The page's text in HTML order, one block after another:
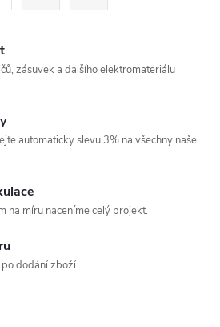
zásuvek a dalšího elektromateriálu
automaticky slevu 3% na všechny naše
na míru naceníme celý projekt.
dodání zboží.